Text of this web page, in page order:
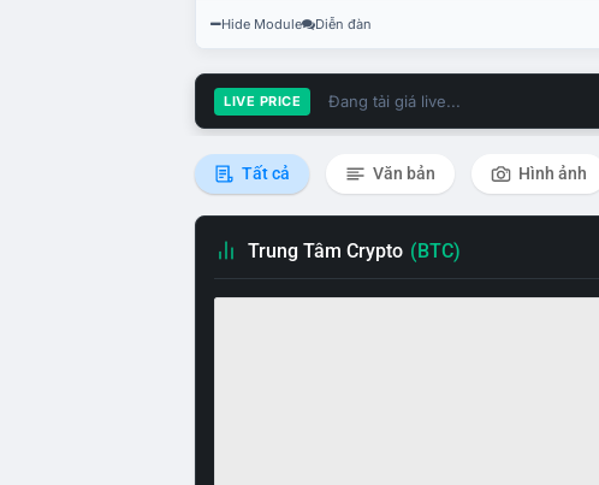
Hide Module Diễn đàn
LIVE PRICE Đang tải giá live...
Tất cả Văn bản Hình ảnh
Trung Tâm Crypto (BTC)